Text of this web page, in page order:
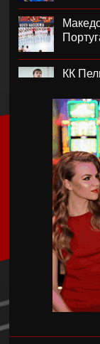
КК
Париз
Мики
со
Лина
Барса